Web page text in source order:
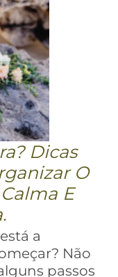
Dicas
O
E
a
Não
passos